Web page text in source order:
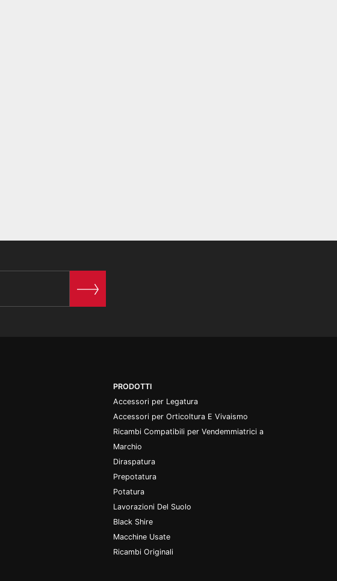
PRODOTTI
Accessori per Legatura
Accessori per Orticoltura E Vivaismo
Ricambi Compatibili per Vendemmiatrici a
Marchio
Diraspatura
Prepotatura
Potatura
Lavorazioni Del Suolo
Black Shire
Macchine Usate
Ricambi Originali